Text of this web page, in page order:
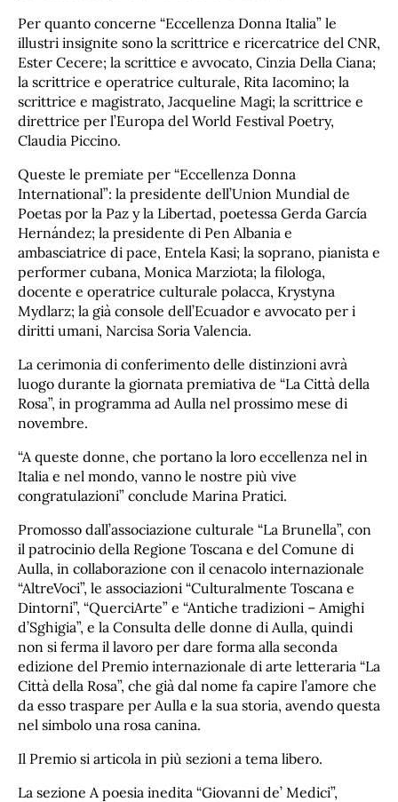
Per quanto concerne “Eccellenza Donna Italia” le
illustri insignite sono la scrittrice e ricercatrice del CNR,
Ester Cecere; la scrittice e avvocato, Cinzia Della Ciana;
la scrittrice e operatrice culturale, Rita Iacomino; la
scrittrice e magistrato, Jacqueline Magi; la scrittrice e
direttrice per l’Europa del World Festival Poetry,
Claudia Piccino.
Queste le premiate per “Eccellenza Donna
International”: la presidente dell’Union Mundial de
Poetas por la Paz y la Libertad, poetessa Gerda García
Hernández; la presidente di Pen Albania e
ambasciatrice di pace, Entela Kasi; la soprano, pianista e
performer cubana, Monica Marziota; la filologa,
docente e operatrice culturale polacca, Krystyna
Mydlarz; la già console dell’Ecuador e avvocato per i
diritti umani, Narcisa Soria Valencia.
La cerimonia di conferimento delle distinzioni avrà
luogo durante la giornata premiativa de “La Città della
Rosa”, in programma ad Aulla nel prossimo mese di
novembre.
“A queste donne, che portano la loro eccellenza nel in
Italia e nel mondo, vanno le nostre più vive
congratulazioni” conclude Marina Pratici.
Promosso dall’associazione culturale “La Brunella”, con
il patrocinio della Regione Toscana e del Comune di
Aulla, in collaborazione con il cenacolo internazionale
“AltreVoci”, le associazioni “Culturalmente Toscana e
Dintorni”, “QuerciArte” e “Antiche tradizioni – Amighi
d’Sghigia”, e la Consulta delle donne di Aulla, quindi
non si ferma il lavoro per dare forma alla seconda
edizione del Premio internazionale di arte letteraria “La
Città della Rosa”, che già dal nome fa capire l’amore che
da esso traspare per Aulla e la sua storia, avendo questa
nel simbolo una rosa canina.
Il Premio si articola in più sezioni a tema libero.
La sezione A poesia inedita “Giovanni de’ Medici”,